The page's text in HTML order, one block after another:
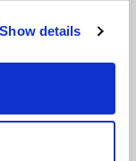
Show details